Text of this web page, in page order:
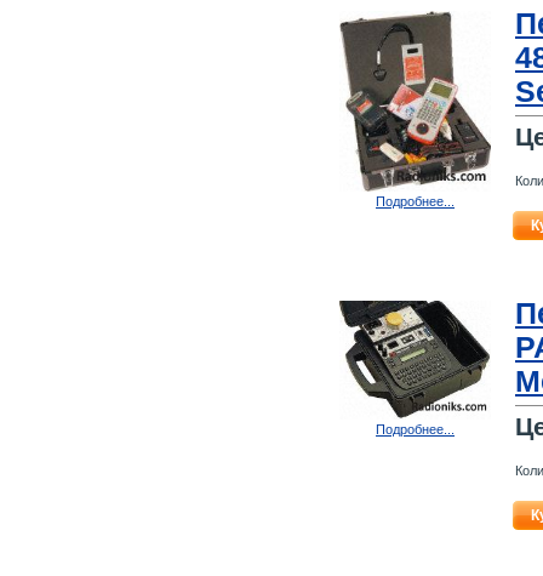
Подробнее...
Подробнее...